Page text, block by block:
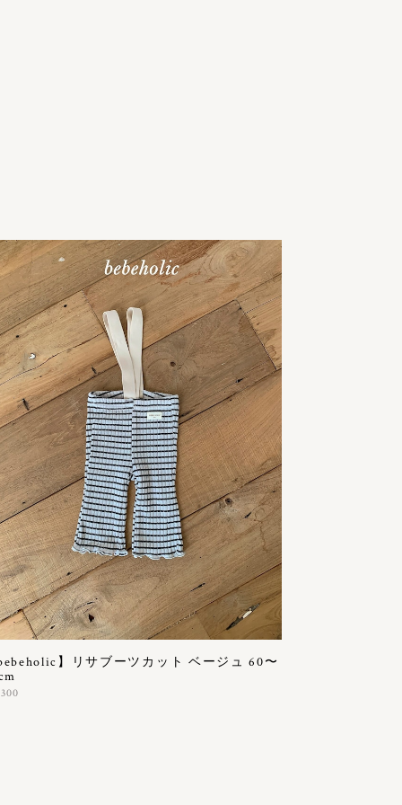
bebeholic】リサブーツカット ベージュ 60〜